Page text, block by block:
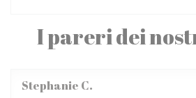
I pareri dei
Stephanie C